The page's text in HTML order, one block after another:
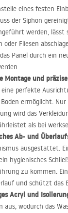
eines festen
der Siphon
werden, lässt
oder Fliesen
Panel durch ein
Montage und
perfekte
ermöglicht.
wird das
als bei
Ab- und
ausgestattet.
hygienisches
zu kommen.
und schützt das
Acryl und
aus, wodurch das